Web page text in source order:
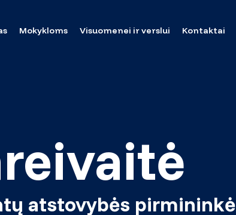
Mokykloms Visuomenei ir verslui Kontaktai
atstovybės pirmininkė